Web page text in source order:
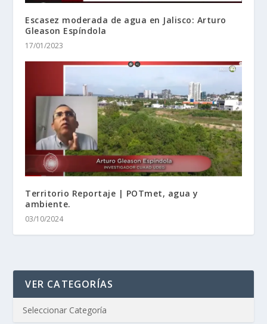
Escasez moderada de agua en Jalisco: Arturo
Gleason Espíndola
17/01/2023
Territorio Reportaje | POTmet, agua y
ambiente.
03/10/2024
VER CATEGORÍAS